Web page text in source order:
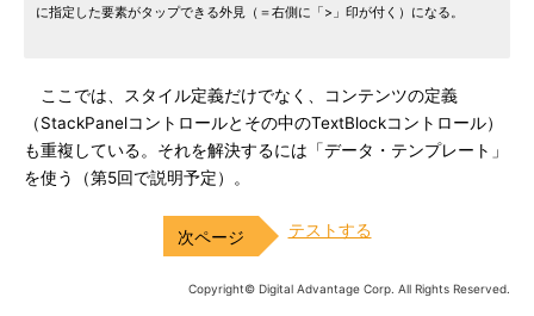
に指定した要素がタップできる外見（＝右側に「>」印が付く）になる。
ここでは、スタイル定義だけでなく、コンテンツの定義
（StackPanelコントロールとその中のTextBlockコントロール）
も重複している。それを解決するには「データ・テンプレート」
を使う（第5回で説明予定）。
テストする
Copyright© Digital Advantage Corp. All Rights Reserved.